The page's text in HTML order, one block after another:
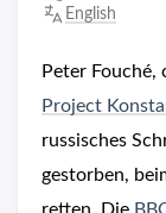
English
Peter
Project
russisches
gestorben,